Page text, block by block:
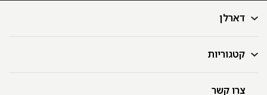
דארלן
דף הבית
GIFT CARD
קטגוריות
מצעים
צרו קשר